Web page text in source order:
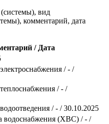
(системы), вид
комментарий, дата
/ Дата
/ - /
/ - /
/ - / 30.10.2025
водоснабжения (ХВС) / - /